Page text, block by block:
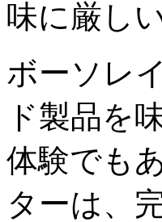
味に厳し
ボーソレ
ド製品を
体験でも
ターは、